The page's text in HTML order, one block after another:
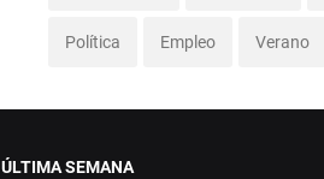
Política Empleo Verano
ÚLTIMA SEMANA